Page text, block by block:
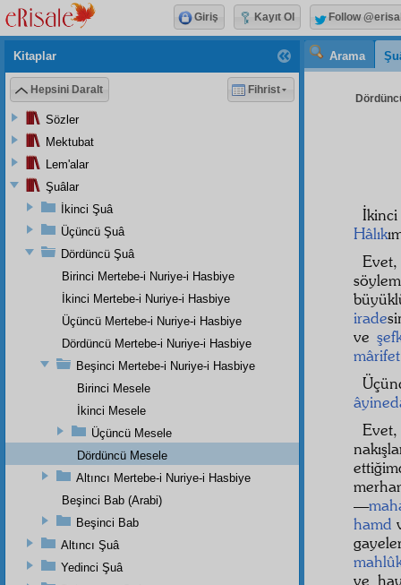
Arama
Hâlık
irade
ve
mârifet
Evet,
—
hamd
ve
Kitaplar
Hepsini Daralt Fihrist
Sözler
Mektubat
Lem'alar
Şuâlar
İkinci Şuâ
Üçüncü Şuâ
Dördüncü Şuâ
Birinci Mertebe-i Nuriye-i Hasbiye
İkinci Mertebe-i Nuriye-i Hasbiye
Üçüncü Mertebe-i Nuriye-i Hasbiye
Dördüncü Mertebe-i Nuriye-i Hasbiye
Beşinci Mertebe-i Nuriye-i Hasbiye
Birinci Mesele
İkinci Mesele
Üçüncü Mesele
Dördüncü Mesele
Altıncı Mertebe-i Nuriye-i Hasbiye
Beşinci Bab (Arabi)
Beşinci Bab
Altıncı Şuâ
Yedinci Şuâ
Giriş Kayıt Ol Follow